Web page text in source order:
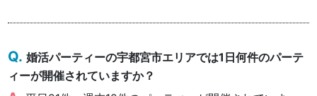
婚活パーティーの宇都宮市エリアでは1日何件のパーテ
ィーが開催されていますか？